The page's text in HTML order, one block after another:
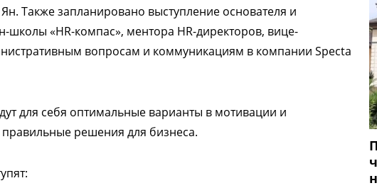
Также запланировано выступление основателя и
«HR-компас», ментора HR-директоров, вице-
вопросам и коммуникациям в компании Specta
для себя оптимальные варианты в мотивации и
решения для бизнеса.